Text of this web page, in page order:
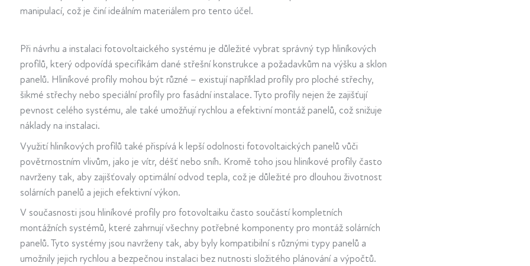
manipulací, což je činí ideálním materiálem pro tento účel.
Při návrhu a instalaci fotovoltaického systému je důležité vybrat správný typ hliníkových
profilů, který odpovídá specifikám dané střešní konstrukce a požadavkům na výšku a sklon
panelů. Hliníkové profily mohou být různé – existují například profily pro ploché střechy,
šikmé střechy nebo speciální profily pro fasádní instalace. Tyto profily nejen že zajišťují
pevnost celého systému, ale také umožňují rychlou a efektivní montáž panelů, což snižuje
náklady na instalaci.
Využití hliníkových profilů také přispívá k lepší odolnosti fotovoltaických panelů vůči
povětrnostním vlivům, jako je vítr, déšť nebo sníh. Kromě toho jsou hliníkové profily často
navrženy tak, aby zajišťovaly optimální odvod tepla, což je důležité pro dlouhou životnost
solárních panelů a jejich efektivní výkon.
V současnosti jsou hliníkové profily pro fotovoltaiku často součástí kompletních
montážních systémů, které zahrnují všechny potřebné komponenty pro montáž solárních
panelů. Tyto systémy jsou navrženy tak, aby byly kompatibilní s různými typy panelů a
umožnily jejich rychlou a bezpečnou instalaci bez nutnosti složitého plánování a výpočtů.